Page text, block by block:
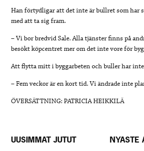
Han förtydligar att det inte är bullret som har
med att ta sig fram.
– Vi bor bredvid Sale. Alla tjänster finns på
besökt köpcentret mer om det inte vore för
Att flytta mitt i byggarbeten och buller har
– Fem veckor är en kort tid. Vi ändrade inte
ÖVERSÄTTNING: PATRICIA HEIKKILÄ
UUSIMMAT JUTUT NYASTE